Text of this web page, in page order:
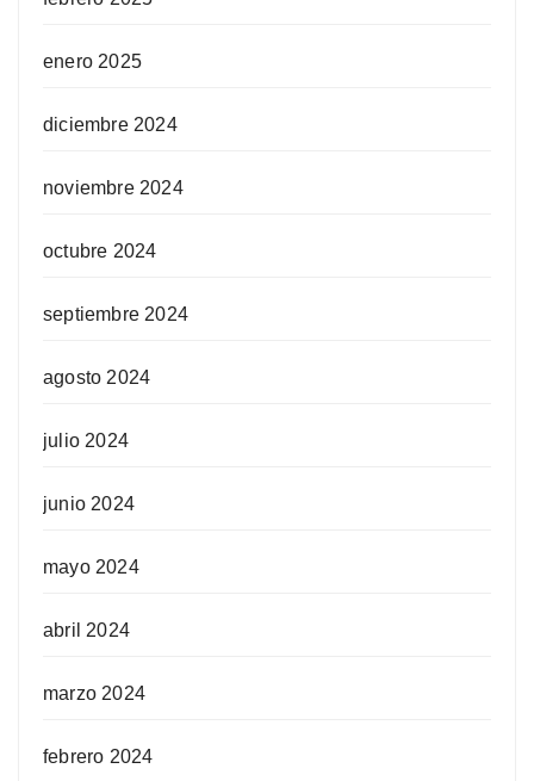
enero 2025
diciembre 2024
noviembre 2024
octubre 2024
septiembre 2024
agosto 2024
julio 2024
junio 2024
mayo 2024
abril 2024
marzo 2024
febrero 2024